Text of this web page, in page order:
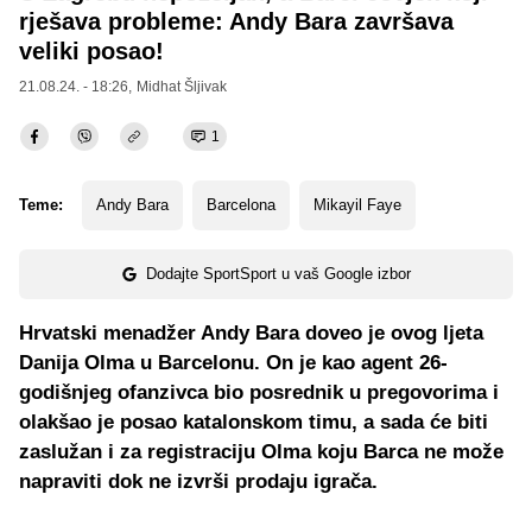
rješava probleme: Andy Bara završava
veliki posao!
21.08.24. - 18:26, Midhat Šljivak
1
Teme: Andy Bara Barcelona Mikayil Faye
Dodajte SportSport u vaš Google izbor
Hrvatski menadžer Andy Bara doveo je ovog ljeta
Danija Olma u Barcelonu. On je kao agent 26-
godišnjeg ofanzivca bio posrednik u pregovorima i
olakšao je posao katalonskom timu, a sada će biti
zaslužan i za registraciju Olma koju Barca ne može
napraviti dok ne izvrši prodaju igrača.